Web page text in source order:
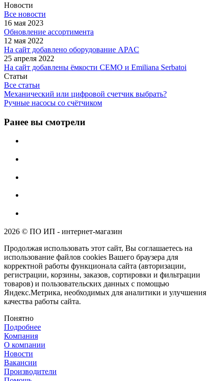
Новости
Все новости
16 мая 2023
Обновление ассортимента
12 мая 2022
На сайт добавлено оборудование APAC
25 апреля 2022
На сайт добавлены ёмкости CEMO и Emiliana Serbatoi
Статьи
Все статьи
Механический или цифровой счетчик выбрать?
Ручные насосы со счётчиком
Ранее вы смотрели
2026 © ПО ИП - интернет-магазин
Продолжая использовать этот сайт, Вы соглашаетесь на
использование файлов cookies Вашего браузера для
корректной работы функционала сайта (авторизации,
регистрации, корзины, заказов, сортировки и фильтрации
товаров) и пользовательских данных с помощью
Яндекс.Метрика, необходимых для аналитики и улучшения
качества работы сайта.
Понятно
Подробнее
Компания
О компании
Новости
Вакансии
Производители